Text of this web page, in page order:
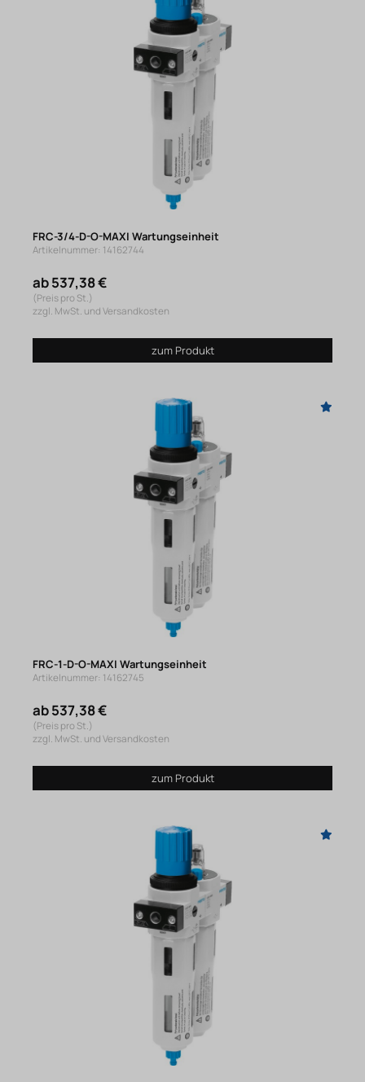
FRC-3/4-D-O-MAXI Wartungseinheit
Artikelnummer: 14162744
ab 537,38 €
(Preis pro St.)
zzgl. MwSt. und Versandkosten
zum Produkt
FRC-1-D-O-MAXI Wartungseinheit
Artikelnummer: 14162745
ab 537,38 €
(Preis pro St.)
zzgl. MwSt. und Versandkosten
zum Produkt